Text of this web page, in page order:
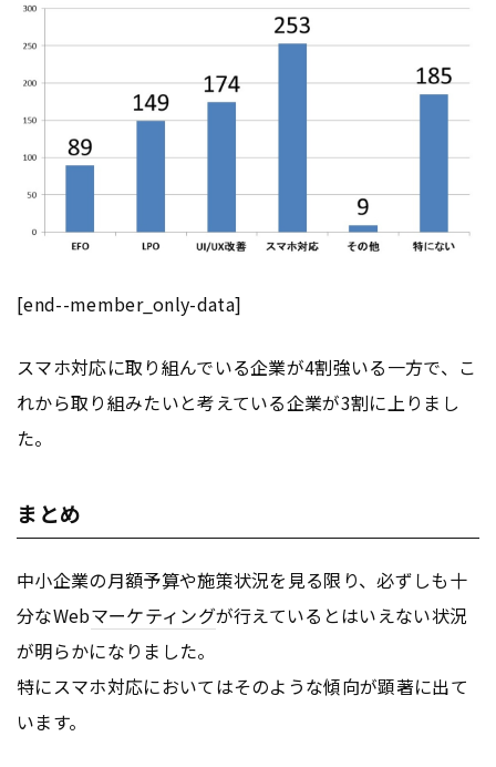
[end--member_only-data]
スマホ対応に取り組んでいる企業が4割強いる一方で、こ
れから取り組みたいと考えている企業が3割に上りまし
た。
まとめ
中小企業の月額予算や施策状況を見る限り、必ずしも十
分なWebマーケティングが行えているとはいえない状況
が明らかになりました。
特にスマホ対応においてはそのような傾向が顕著に出て
います。